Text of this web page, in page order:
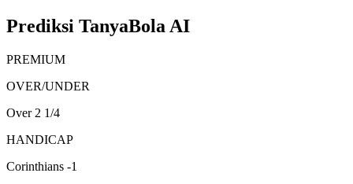
Prediksi TanyaBola AI
PREMIUM
OVER/UNDER
Over 2 1/4
HANDICAP
Corinthians -1